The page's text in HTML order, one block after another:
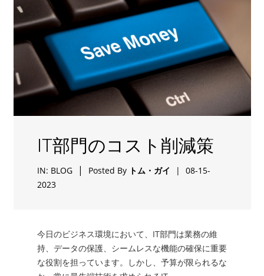
IT部門のコスト削減策
IN: BLOG | Posted By トム・ガイ |
08-15-
2023
今日のビジネス環境において、IT部門は業務の維
持、データの保護、シームレスな機能の確保に重要
な役割を担っています。しかし、予算が限られるな